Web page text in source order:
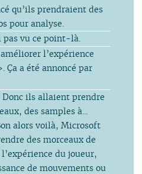
qu’ils prendraient des
pour analyse.
pas vu ce point-là.
l’expérience
Ça a été annoncé par
Donc ils allaient prendre
des samples à...
alors voilà, Microsoft
des morceaux de
du joueur,
de mouvements ou